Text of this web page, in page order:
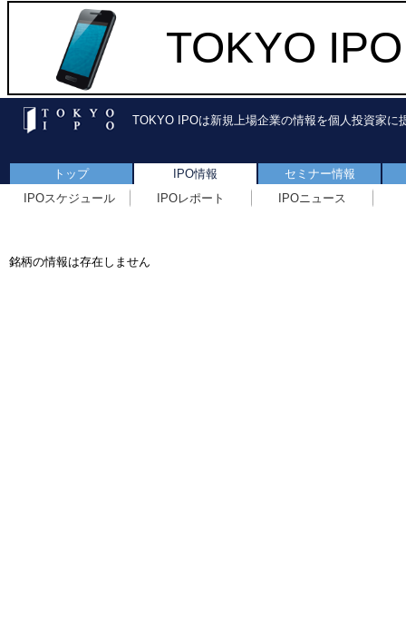
TOKYO
TOKYO IPOは新規上場企業の情報を個人投資家に
トップ IPO情報
セミナー情報
IPOスケジュール
IPOレポート IPOニュース
銘柄の情報は存在しません